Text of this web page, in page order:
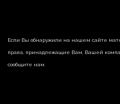
Если Вы обнаружили на нашем сайте
права, принадлежащие Вам, Вашей
сообщите нам.